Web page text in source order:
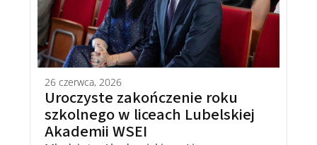
26 czerwca, 2026
Uroczyste zakończenie roku
szkolnego w liceach Lubelskiej
Akademii WSEI